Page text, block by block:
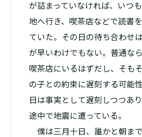
が詰まっていなければ、いつ
地へ行き、喫茶店などで読書
ていた。その日の待ち合わせ
が早いわけでもない。普通な
喫茶店にいるはずだし、そも
の子との約束に遅刻する可能
日は事実として遅刻しつつあ
途中で地震に遭っている。
僕は三月十日、誰かと朝ま